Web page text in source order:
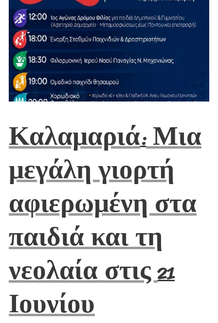
Καλαμαριά:Μια
μεγάλη γιορτή
αφιερωμένη στα
παιδιά και τη
νεολαία στις21
Ιουνίου